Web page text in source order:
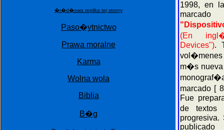
�r�d�owa replika tej strony
Paso�ytnictwo
Prawa moralne
Karma
Wolna wola
Biblia
B�g
1998, en
(En
Devices").
m�s nueva
marcado [
Fue
de textos
progresiva.